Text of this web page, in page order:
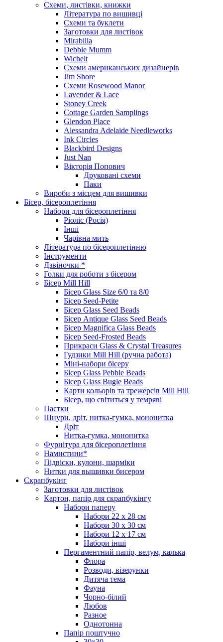
Схеми, листівки, книжки
Література по вишивці
Схеми та буклети
Заготовки для листівок
Mirabilia
Debbie Mumm
Wichelt
Схеми американських дизайнерів
Jim Shore
Cхеми Rosewood Manor
Lavender & Lace
Stoney Creek
Cottage Garden Samplings
Glendon Place
Alessandra Adelaide Needleworks
Ink Circles
Blackbird Designs
Just Nan
Вікторія Попович
Друковані схеми
Паки
Вироби з місцем для вишивки
Бісер, бісероплетіння
Набори для бісероплетіння
Ріоліс (Росія)
Інші
Чарівна мить
Література по бісероплетінню
Інструменти
Дзвіночки *
Голки для роботи з бісером
Бісер Mill Hill
Бісер Glass Size 6/0 та 8/0
Бісер Seed-Petite
Бісер Glass Seed Beads
Бісер Antique Glass Seed Beads
Бісер Magnifica Glass Beads
Бісер Seed-Frosted Beads
Прикраси Glass & Crystal Treasures
Гудзики Mill Hill (ручна работа)
Міні-набори бісеру
Бісер Glass Pebble Beads
Бісер Glass Bugle Beads
Карти кольорів та трежерсів Mill Hill
Бісер, що світиться у темряві
Паєтки
Шнури, дріт, нитка-гумка, мононитка
Дріт
Нитка-гумка, мононитка
Фурнітура для бісероплетіння
Намистини*
Підвіски, кулони, шарміки
Нитки для вышивки бисером
Скрапбукінг
Заготовки для листівок
Картон, папір для скрапбукінгу
Набори паперу
Набори 22 х 28 см
Набори 30 х 30 см
Набори 12 х 17 см
Набори інші
Пергаментний папір, велум, калька
Флора
Розводи, візерунки
Дитяча тема
Фауна
Чорно-білий
Любов
Разное
Однотонна
Папір поштучно